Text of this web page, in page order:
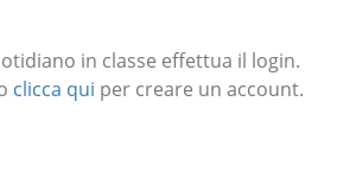
in classe effettua il login.
clicca qui per creare un account.